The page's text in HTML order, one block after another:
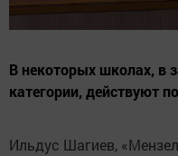
В некоторых школах, в
категории, действуют
Ильдус Шагиев,